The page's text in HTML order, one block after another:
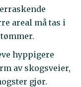
areal må tas i
hyppigere
av skogsveier,
gjør.